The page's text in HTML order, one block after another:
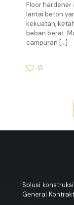
Floor hardener
lantai beton
kekuatan,
beban berat.
campuran […]
0
Solusi
General